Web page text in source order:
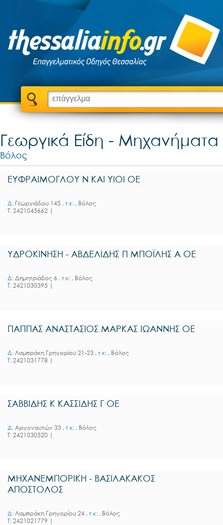
Γεωργικά Είδη - Μηχανήματα
Βόλος
ΕΥΦΡΑΙΜΟΓΛΟΥ Ν ΚΑΙ ΥΙΟΙ ΟΕ
Δ: Γεωργιάδου 145 , τ.κ: , Βόλος
T: 2421045662 |
ΥΔΡΟΚΙΝΗΣΗ - ΑΒΔΕΛΙΔΗΣ Π ΜΠΟΪΛΗΣ Α ΟΕ
Δ: Δημητριάδος 6 , τ.κ: , Βόλος
T: 2421030395 |
ΠΑΠΠΑΣ ΑΝΑΣΤΑΣΙΟΣ ΜΑΡΚΑΣ ΙΩΑΝΝΗΣ ΟΕ
Δ: Λαμπράκη Γρηγορίου 21-23 , τ.κ: , Βόλος
T: 2421031778 |
ΣΑΒΒΙΔΗΣ Κ ΚΑΣΣΙΔΗΣ Γ ΟΕ
Δ: Αργοναυτών 33 , τ.κ: , Βόλος
T: 2421030520 |
ΜΗΧΑΝΕΜΠΟΡΙΚΗ - ΒΑΣΙΛΑΚΑΚΟΣ
ΑΠΟΣΤΟΛΟΣ
Δ: Λαμπράκη Γρηγορίου 24 , τ.κ: , Βόλος
T: 2421021779 |